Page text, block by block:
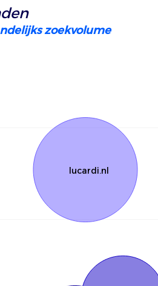
lucardi.nl
zoekvolume